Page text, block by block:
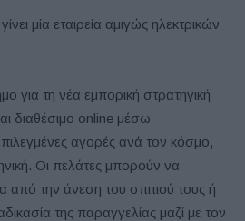
μία εταιρεία αμιγώς ηλεκτρικών
για τη νέα εμπορική στρατηγική
διαθέσιμο online μέσω
αγορές ανά τον κόσμο,
Οι πελάτες μπορούν να
την άνεση του σπιτιού τους ή
της παραγγελίας μαζί με τον